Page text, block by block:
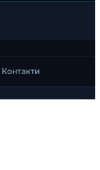
Контакти